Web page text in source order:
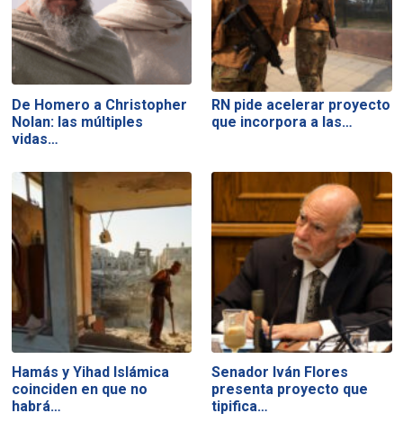
De Homero a Christopher
Nolan: las múltiples
vidas…
RN pide acelerar proyecto
que incorpora a las…
Hamás y Yihad Islámica
coinciden en que no
habrá…
Senador Iván Flores
presenta proyecto que
tipifica…